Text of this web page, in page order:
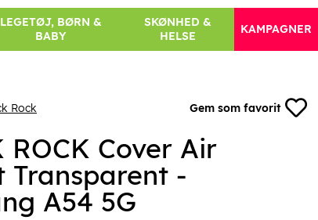
LEGETØJ, BØRN &
BABY
SKØNHED &
HELSE
KAMPAGNER
Rock Gem som favorit
ROCK Cover Air
Transparent -
A54 5G